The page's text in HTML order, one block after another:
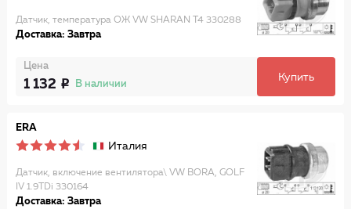
Датчик, температура ОЖ VW SHARAN T4 330288
Доставка: Завтра
Цена
1 132 В наличии
Купить
ERA
Италия
Датчик, включение вентилятора\ VW BORA, GOLF
IV 1.9TDi 330164
Доставка: Завтра